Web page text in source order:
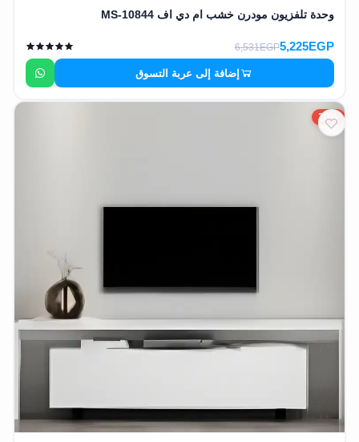
وحدة تلفزيون مودرن خشب ام دي اف MS-10844
5,225EGP
6,531EGP
إضافة إلى عربة التسوق
20%